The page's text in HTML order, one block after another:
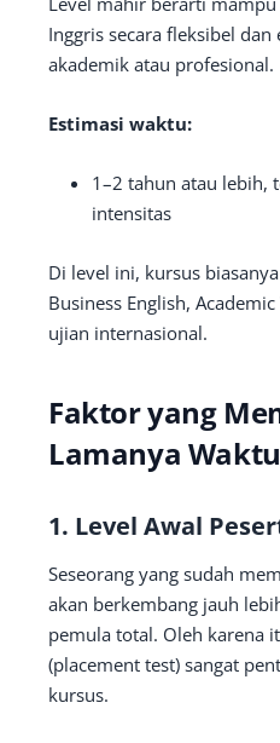
Inggris secara fleksibel
akademik atau profesional.
Estimasi waktu:
1–2 tahun atau lebih,
intensitas
Di level ini, kursus
Business English,
ujian internasional.
Faktor yang
Lamanya
1. Level Awal
Seseorang yang sudah
akan berkembang jauh
pemula total. Oleh karena
(placement test) sangat
kursus.